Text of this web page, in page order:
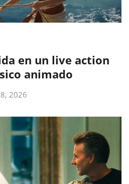
en un live action
animado
8, 2026